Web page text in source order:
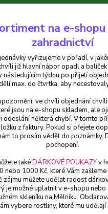
hodnota pro odeslání z e-shopu
hlavní nápor objednávek opadl a
následujícím týdnu po přijetí
vyřizujeme v pořadí, v jakém
CZK
Kopretina (Leucanthemum
- cena za
balení
na e-
zahradnictví
vyřizujeme v pořadí, v
již hlavní nápor opadl a balíček
následujícím týdnu po přijetí
max. do čtvrtka, aby
ve chvíli objednání
jsou na e-shopu skladem, ale
odeslání některá chybí. V tomto
z faktury. Pokud si přejete
to prosím vědět do poznámky.
pochopení.
takéDÁRKOVÉ POUKAZYv
nebo 1000 Kč, které Vám
zájmu můžete udělat radost
je možné uplatnit v e-shopu
skleníku na Mělníku.
vybere rostliny, které mu udělají